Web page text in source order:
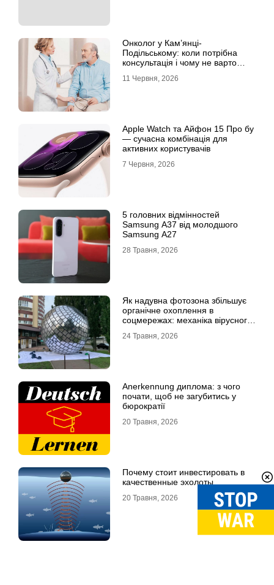
Онколог у Кам’янці-
Подільському: коли потрібна
консультація і чому не варто
11 Червня, 2026
Apple Watch та Айфон 15 Про бу
— сучасна комбінація для
активних користувачів
7 Червня, 2026
5 головних відмінностей
Samsung A37 від молодшого
Samsung A27
28 Травня, 2026
Як надувна фотозона збільшує
органічне охоплення в
соцмережах: механіка вірусного
24 Травня, 2026
Anerkennung диплома: з чого
почати, щоб не загубитись у
бюрократії
20 Травня, 2026
Почему стоит инвестировать в
качественные эхолоты
20 Травня, 2026